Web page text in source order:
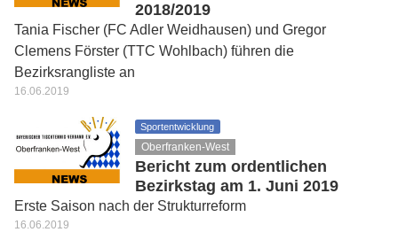
2018/2019
Tania Fischer (FC Adler Weidhausen) und Gregor
Clemens Förster (TTC Wohlbach) führen die
Bezirksrangliste an
16.06.2019
Sportentwicklung
Oberfranken-West
Bericht zum ordentlichen
Bezirkstag am 1. Juni 2019
Erste Saison nach der Strukturreform
16.06.2019